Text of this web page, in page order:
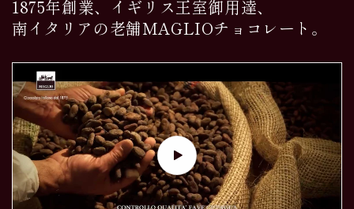
1875年創業、イギリス王室御用達、
南イタリアの老舗MAGLIOチョコレート。